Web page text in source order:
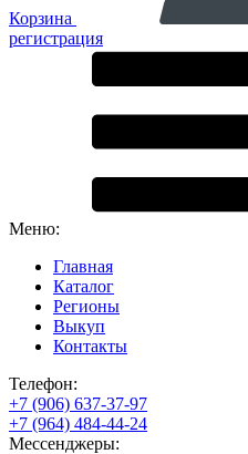
Корзина
регистрация
Меню:
Главная
Каталог
Регионы
Выкуп
Контакты
Телефон:
+7 (906) 637-37-97
+7 (964) 484-44-24
Мессенджеры: